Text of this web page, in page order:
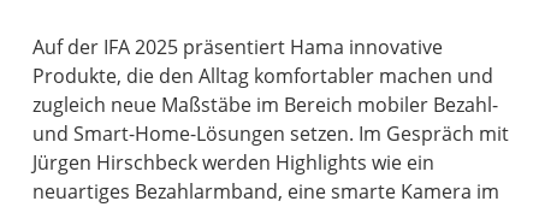
Auf der IFA 2025 präsentiert Hama innovative
Produkte, die den Alltag komfortabler machen und
zugleich neue Maßstäbe im Bereich mobiler Bezahl-
und Smart-Home-Lösungen setzen. Im Gespräch mit
Jürgen Hirschbeck werden Highlights wie ein
neuartiges Bezahlarmband, eine smarte Kamera im